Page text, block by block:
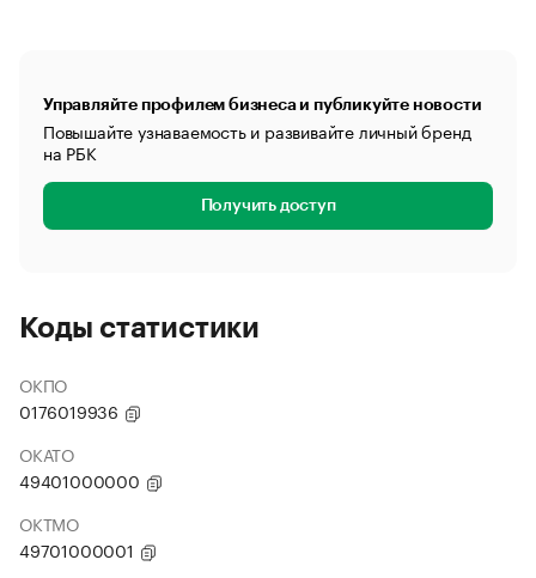
Управляйте профилем бизнеса и публикуйте новости
Повышайте узнаваемость и развивайте личный бренд
на РБК
Получить доступ
Коды статистики
ОКПО
0176019936
ОКАТО
49401000000
ОКТМО
49701000001